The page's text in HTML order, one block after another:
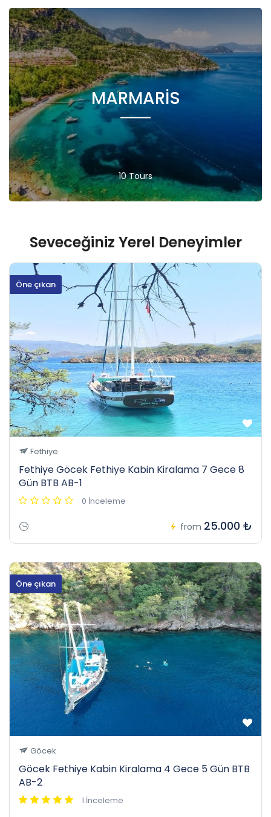
MARMARIS
10 Tours
Seveceğiniz Yerel Deneyimler
Öne çıkan
Fethiye
Fethiye Göcek Fethiye Kabin Kiralama 7 Gece 8
Gün BTB AB-1
0 İnceleme
from 25.000 ₺
Öne çıkan
Göcek
Göcek Fethiye Kabin Kiralama 4 Gece 5 Gün BTB
AB-2
1 İnceleme